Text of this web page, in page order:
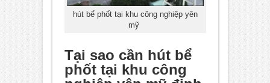
hút bể phốt tại khu công nghiệp yên
mỹ
Tại sao cần hút bể
phốt tại khu công